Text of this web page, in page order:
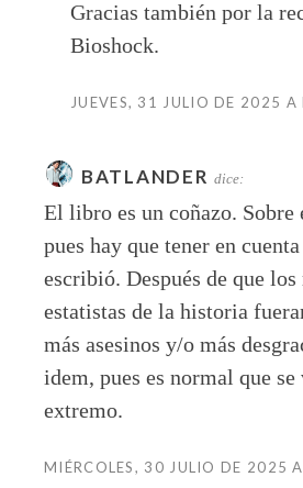
Gracias también por la
Bioshock.
JUEVES, 31 JULIO DE 2025 A
BATLANDER dice:
El libro es un coñazo. Sobre
pues hay que tener en
escribió. Después de que los
estatistas de la historia
más asesinos y/o más
idem, pues es normal que
extremo.
MIÉRCOLES, 30 JULIO DE 2025